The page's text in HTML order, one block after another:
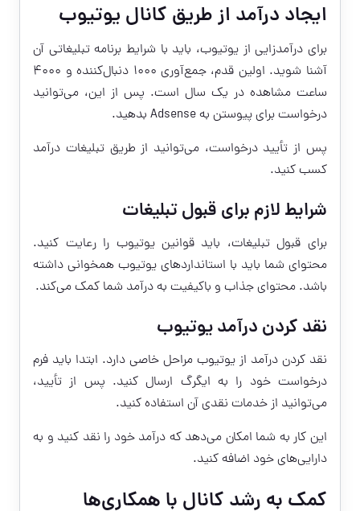
ایجاد درآمد از طریق کانال یوتیوب
برای درآمدزایی از یوتیوب، باید با شرایط برنامه تبلیغاتی آن
آشنا شوید. اولین قدم، جمع‌آوری 1000 دنبال‌کننده و 4000
ساعت مشاهده در یک سال است. پس از این، می‌توانید
درخواست برای پیوستن به Adsense بدهید.
پس از تأیید درخواست، می‌توانید از طریق تبلیغات درآمد
کسب کنید.
شرایط لازم برای قبول تبلیغات
برای قبول تبلیغات، باید قوانین یوتیوب را رعایت کنید.
محتوای شما باید با استانداردهای یوتیوب همخوانی داشته
باشد. محتوای جذاب و باکیفیت به درآمد شما کمک می‌کند.
نقد کردن درآمد یوتیوب
نقد کردن درآمد از یوتیوب مراحل خاصی دارد. ابتدا باید فرم
درخواست خود را به ایگرگ ارسال کنید. پس از تأیید،
می‌توانید از خدمات نقدی آن استفاده کنید.
این کار به شما امکان می‌دهد که درآمد خود را نقد کنید و به
دارایی‌های خود اضافه کنید.
کمک به رشد کانال با همکاری‌ها